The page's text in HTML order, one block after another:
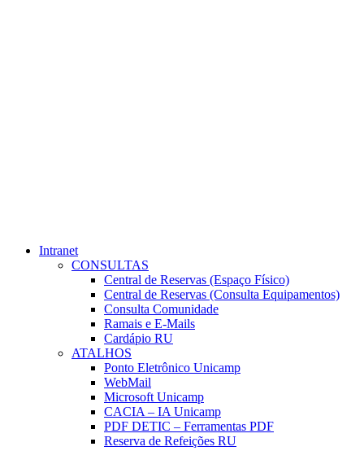
Intranet
CONSULTAS
Central de Reservas (Espaço Físico)
Central de Reservas (Consulta Equipamentos)
Consulta Comunidade
Ramais e E-Mails
Cardápio RU
ATALHOS
Ponto Eletrônico Unicamp
WebMail
Microsoft Unicamp
CACIA – IA Unicamp
PDF DETIC – Ferramentas PDF
Reserva de Refeições RU